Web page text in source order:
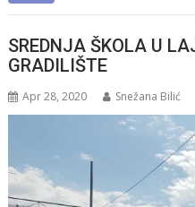
SREDNJA ŠKOLA U
GRADILIŠTE
Apr 28, 2020 Snežana Bilić